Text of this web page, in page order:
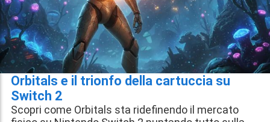
Orbitals e il trionfo della cartuccia su
Switch 2
Scopri come Orbitals sta ridefinendo il mercato